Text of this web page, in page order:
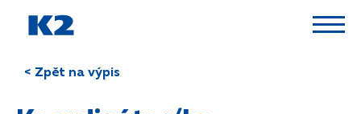
< Zpět na výpis